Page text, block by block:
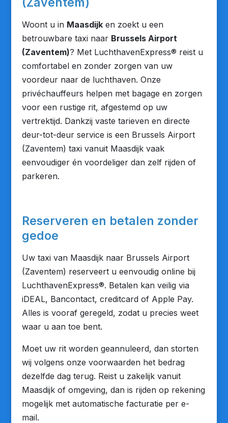
Woont u in Maasdijken zoekt u een
betrouwbare taxi naar Brussels Airport
(Zaventem)? Met LuchthavenExpress® reist u
comfortabel en zonder zorgen van uw
voordeur naar de luchthaven. Onze
privéchauffeurs helpen met bagage en zorgen
voor een rustige rit, afgestemd op uw
vertrektijd. Dankzij vaste tarieven en directe
deur-tot-deur service is een Brussels Airport
(Zaventem) taxi vanuit Maasdijk vaak
eenvoudiger én voordeliger dan zelf rijden of
parkeren.
Reserveren en betalen zonder
gedoe
Uw taxi van Maasdijk naar Brussels Airport
(Zaventem) reserveert u eenvoudig online bij
LuchthavenExpress®. Betalen kan veilig via
iDEAL, Bancontact, creditcard of Apple Pay.
Alles is vooraf geregeld, zodat u precies weet
waar u aan toe bent.
Moet uw rit worden geannuleerd, dan storten
wij volgens onze voorwaarden het bedrag
dezelfde dag terug. Reist u zakelijk vanuit
Maasdijk of omgeving, dan is rijden op rekening
mogelijk met automatische facturatie per e-
mail.